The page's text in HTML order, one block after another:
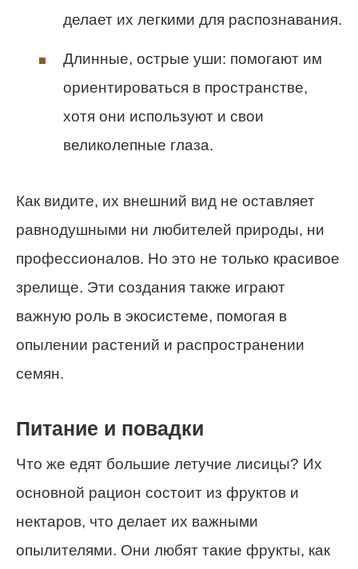
делает их легкими для распознавания.
Длинные, острые уши: помогают им
ориентироваться в пространстве,
хотя они используют и свои
великолепные глаза.
Как видите, их внешний вид не оставляет
равнодушными ни любителей природы, ни
профессионалов. Но это не только красивое
зрелище. Эти создания также играют
важную роль в экосистеме, помогая в
опылении растений и распространении
семян.
Питание и повадки
Что же едят большие летучие лисицы? Их
основной рацион состоит из фруктов и
нектаров, что делает их важными
опылителями. Они любят такие фрукты, как